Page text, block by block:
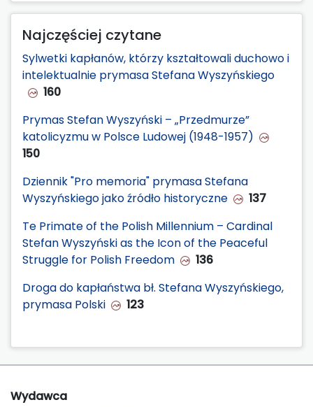
Najczęściej czytane
Sylwetki kapłanów, którzy kształtowali duchowo i
intelektualnie prymasa Stefana Wyszyńskiego
160
Prymas Stefan Wyszyński – „Przedmurze”
katolicyzmu w Polsce Ludowej (1948-1957)
150
Dziennik "Pro memoria" prymasa Stefana
Wyszyńskiego jako źródło historyczne
137
Te Primate of the Polish Millennium – Cardinal
Stefan Wyszyński as the Icon of the Peaceful
Struggle for Polish Freedom
136
Droga do kapłaństwa bł. Stefana Wyszyńskiego,
prymasa Polski
123
Wydawca